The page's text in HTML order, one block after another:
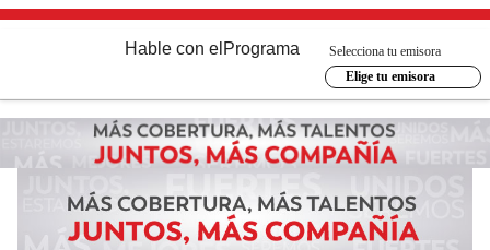
Hable con el Programa
Selecciona tu emisora
Elige tu emisora